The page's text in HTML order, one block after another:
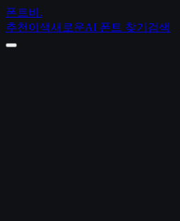
폰트비 .
추천 이색새로운AI 폰트 찾기 검색